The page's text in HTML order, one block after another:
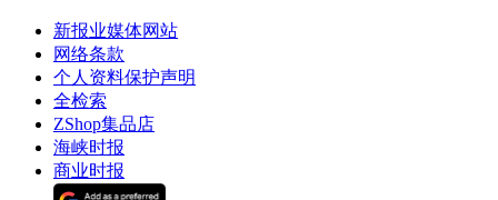
新报业媒体网站
网络条款
个人资料保护声明
全检索
ZShop集品店
海峡时报
商业时报